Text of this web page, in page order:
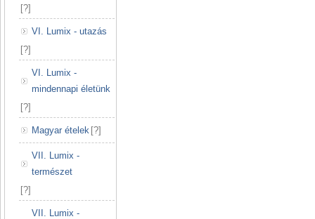
[?]
VI. Lumix - utazás
[?]
VI. Lumix -
mindennapi életünk
[?]
Magyar ételek [?]
VII. Lumix -
természet
[?]
VII. Lumix -